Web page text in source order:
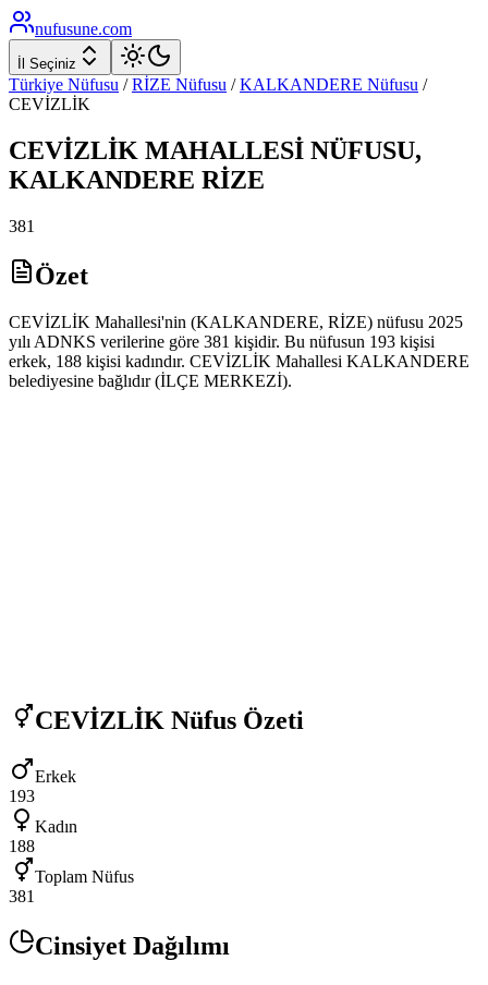
nufusune.com
İl Seçiniz
Türkiye Nüfusu / RİZE Nüfusu / KALKANDERE Nüfusu /
CEVİZLİK
CEVİZLİK MAHALLESİ NÜFUSU,
KALKANDERE RİZE
381
Özet
CEVİZLİK Mahallesi'nin (KALKANDERE, RİZE) nüfusu 2025
yılı ADNKS verilerine göre 381 kişidir. Bu nüfusun 193 kişisi
erkek, 188 kişisi kadındır. CEVİZLİK Mahallesi KALKANDERE
belediyesine bağlıdır (İLÇE MERKEZİ).
CEVİZLİK Nüfus Özeti
Erkek
193
Kadın
188
Toplam Nüfus
381
Cinsiyet Dağılımı